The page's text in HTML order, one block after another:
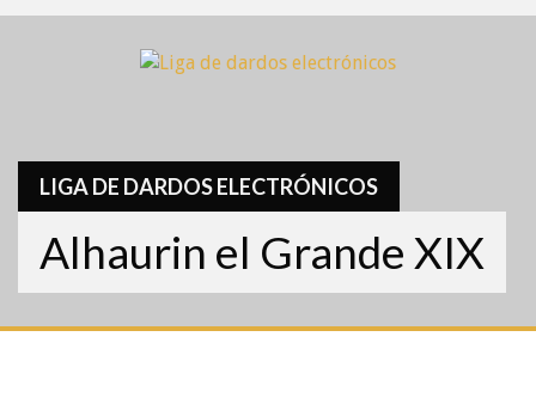
LIGA DE DARDOS ELECTRÓNICOS
Alhaurin el Grande XIX